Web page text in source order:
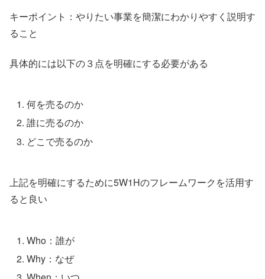
キーポイント：やりたい事業を簡潔にわかりやすく説明す
ること
具体的には以下の３点を明確にする必要がある
何を売るのか
誰に売るのか
どこで売るのか
上記を明確にするために5W1Hのフレームワークを活用す
ると良い
Who：誰が
Why：なぜ